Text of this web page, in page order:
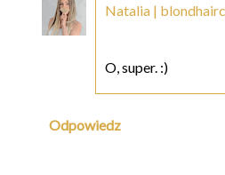
Natalia |
O, super. :)
Odpowiedz